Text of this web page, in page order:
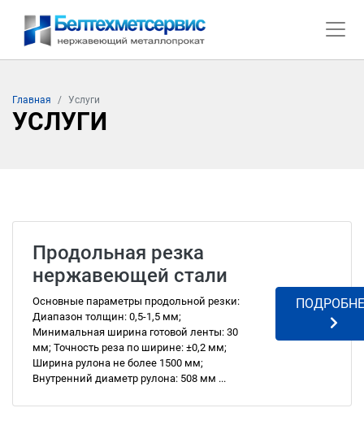
Главная Услуги
УСЛУГИ
Продольная резка
нержавеющей стали
Основные параметры продольной резки:
Диапазон толщин: 0,5-1,5 мм;
Минимальная ширина готовой ленты: 30
мм; Точность реза по ширине: ±0,2 мм;
Ширина рулона не более 1500 мм;
Внутренний диаметр рулона: 508 мм ...